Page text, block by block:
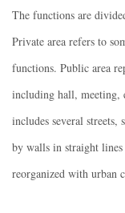
The functions are
Private area refers to
functions. Public area
including hall, meeting,
includes several streets,
by walls in straight
reorganized with urban